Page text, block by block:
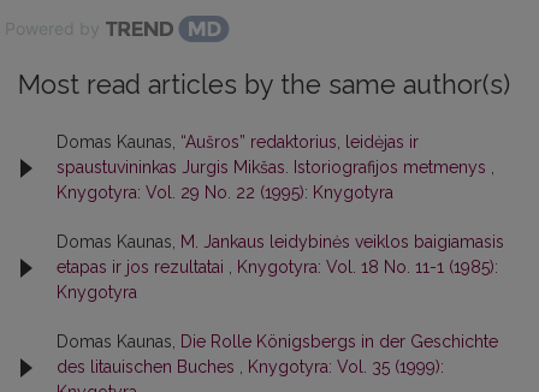
Powered by
Most read articles by the same author(s)
Domas Kaunas, “Aušros” redaktorius, leidėjas ir
spaustuvininkas Jurgis Mikšas. Istoriografijos metmenys ,
Knygotyra: Vol. 29 No. 22 (1995): Knygotyra
Domas Kaunas, M. Jankaus leidybinės veiklos baigiamasis
etapas ir jos rezultatai , Knygotyra: Vol. 18 No. 11-1 (1985):
Knygotyra
Domas Kaunas, Die Rolle Königsbergs in der Geschichte
des litauischen Buches , Knygotyra: Vol. 35 (1999):